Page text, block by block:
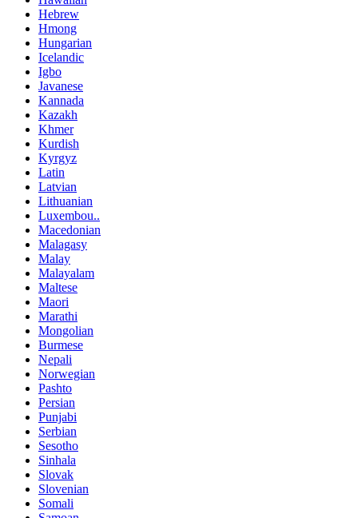
Hebrew
Hmong
Hungarian
Icelandic
Igbo
Javanese
Kannada
Kazakh
Khmer
Kurdish
Kyrgyz
Latin
Latvian
Lithuanian
Luxembou..
Macedonian
Malagasy
Malay
Malayalam
Maltese
Maori
Marathi
Mongolian
Burmese
Nepali
Norwegian
Pashto
Persian
Punjabi
Serbian
Sesotho
Sinhala
Slovak
Slovenian
Somali